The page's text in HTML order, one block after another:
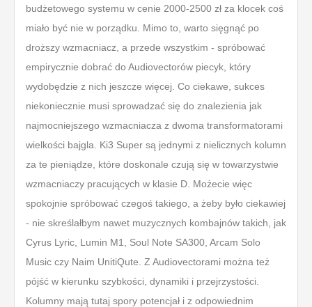
budżetowego systemu w cenie 2000-2500 zł za klocek coś
miało być nie w porządku. Mimo to, warto sięgnąć po
droższy wzmacniacz, a przede wszystkim - spróbować
empirycznie dobrać do Audiovectorów piecyk, który
wydobędzie z nich jeszcze więcej. Co ciekawe, sukces
niekoniecznie musi sprowadzać się do znalezienia jak
najmocniejszego wzmacniacza z dwoma transformatorami
wielkości bajgla. Ki3 Super są jednymi z nielicznych kolumn
za te pieniądze, które doskonale czują się w towarzystwie
wzmacniaczy pracujących w klasie D. Możecie więc
spokojnie spróbować czegoś takiego, a żeby było ciekawiej
- nie skreślałbym nawet muzycznych kombajnów takich, jak
Cyrus Lyric, Lumin M1, Soul Note SA300, Arcam Solo
Music czy Naim UnitiQute. Z Audiovectorami można też
pójść w kierunku szybkości, dynamiki i przejrzystości.
Kolumny mają tutaj spory potencjał i z odpowiednim